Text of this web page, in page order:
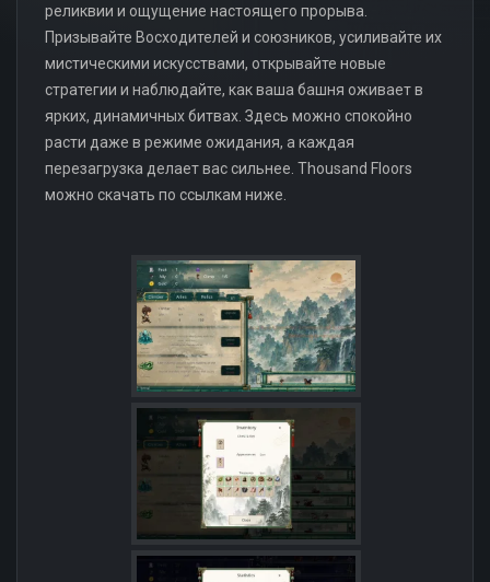
реликвии и ощущение настоящего прорыва.
Призывайте Восходителей и союзников, усиливайте их
мистическими искусствами, открывайте новые
стратегии и наблюдайте, как ваша башня оживает в
ярких, динамичных битвах. Здесь можно спокойно
расти даже в режиме ожидания, а каждая
перезагрузка делает вас сильнее. Thousand Floors
можно скачать по ссылкам ниже.